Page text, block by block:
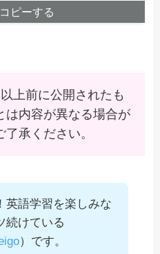
ピーする
上前に公開されたも
は内容が異なる場合が
承ください。
英語学習を楽しみな
続けている
）です。